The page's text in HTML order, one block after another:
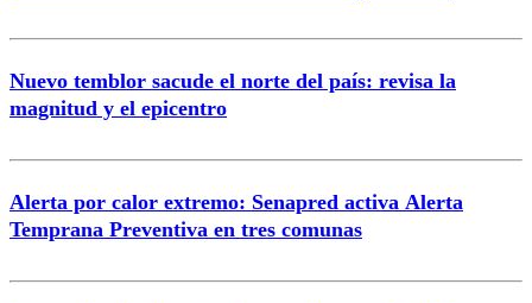
Nuevo temblor sacude el norte del país: revisa la
magnitud y el epicentro
Alerta por calor extremo: Senapred activa Alerta
Temprana Preventiva en tres comunas